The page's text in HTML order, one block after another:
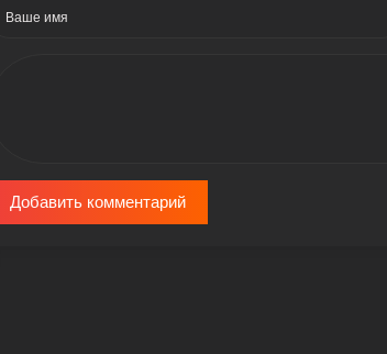
Добавить комментарий